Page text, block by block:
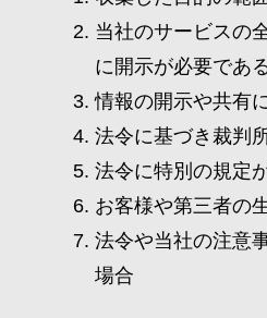
当社のサービスの
に開示が必要であ
情報の開示や共有
法令に基づき裁判
法令に特別の規定
お客様や第三者の
法令や当社の注意
場合